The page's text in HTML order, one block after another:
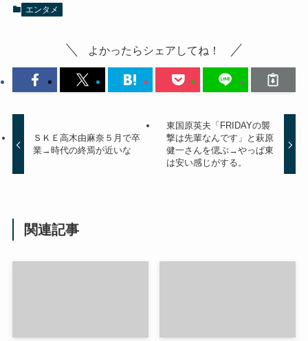
エンタメ
よかったらシェアしてね！
ＳＫＥ高木由麻奈５月で卒
業→時代の終焉が近いな
東国原英夫「FRIDAYの襲
撃は先輩なんです」と萩原
健一さんを偲ぶ→やっぱ東
は安い感じがする。
関連記事